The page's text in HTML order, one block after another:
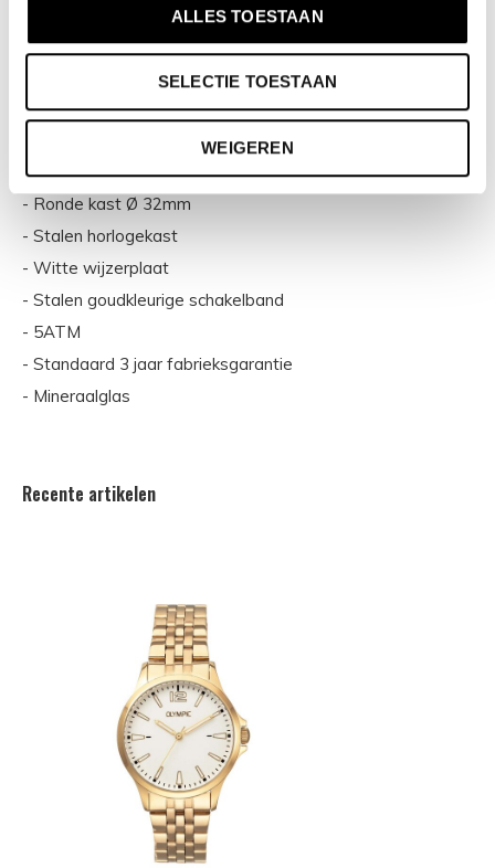
ALLES TOESTAAN
SELECTIE TOESTAAN
WEIGEREN
inspiratie opdoen? Bekijk onze social media kanalen! Tag
@olympic.horloges of gebruik #olympichorloge! Je kunt ons
FacebookenInstagram.
- Ronde kast Ø 32mm
- Stalen horlogekast
- Witte wijzerplaat
- Stalen goudkleurige schakelband
- 5ATM
- Standaard 3 jaar fabrieksgarantie
- Mineraalglas
Recente artikelen